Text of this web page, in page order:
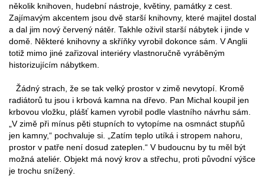
několik knihoven, hudební nástroje, květiny, památky z cest.
Zajímavým akcentem jsou dvě starší knihovny, které majitel dostal
a dal jim nový červený nátěr. Takhle oživil starší nábytek i jinde v
domě. Některé knihovny a skříňky vyrobil dokonce sám. V Anglii
totiž mimo jiné zařizoval interiéry vlastnoručně vyráběným
historizujícím nábytkem.
Žádný strach, že se tak velký prostor v zimě nevytopí. Kromě
radiátorů tu jsou i krbová kamna na dřevo. Pan Michal koupil jen
krbovou vložku, plášť kamen vyrobil podle vlastního návrhu sám.
„V zimě při mínus pěti stupních to vytopíme na osmnáct stupňů
jen kamny,“ pochvaluje si. „Zatím teplo utíká i stropem nahoru,
prostor v patře není dosud zateplen.“ V budoucnu by tu měl být
možná ateliér. Objekt má nový krov a střechu, proti původní výšce
je trochu snížený.